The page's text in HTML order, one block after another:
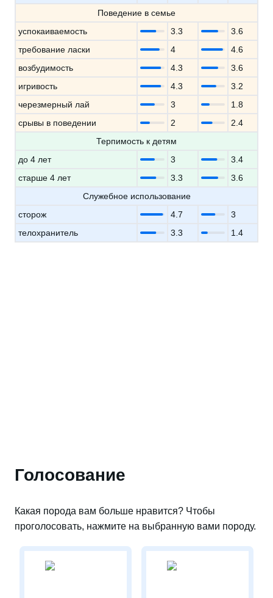
Поведение в семье
успокаиваемость
3.3
3.6
требование ласки
4
4.6
возбудимость
4.3
3.6
игривость
4.3
3.2
черезмерный лай
3
1.8
срывы в поведении
2
2.4
Терпимость к детям
до 4 лет
3
3.4
старше 4 лет
3.3
3.6
Служебное использование
сторож
4.7
3
телохранитель
3.3 1.4
Голосование
Какая порода вам больше нравится? Чтобы
проголосовать, нажмите на выбранную вами породу.